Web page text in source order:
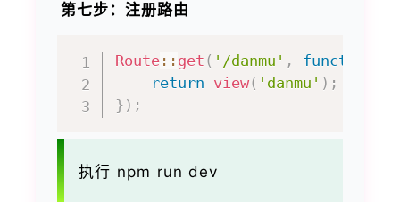
第七步：注册路由
Route:: get ( '/danmu' , function
return view( 'danmu' ) ;
} ) ;
执行 npm run dev